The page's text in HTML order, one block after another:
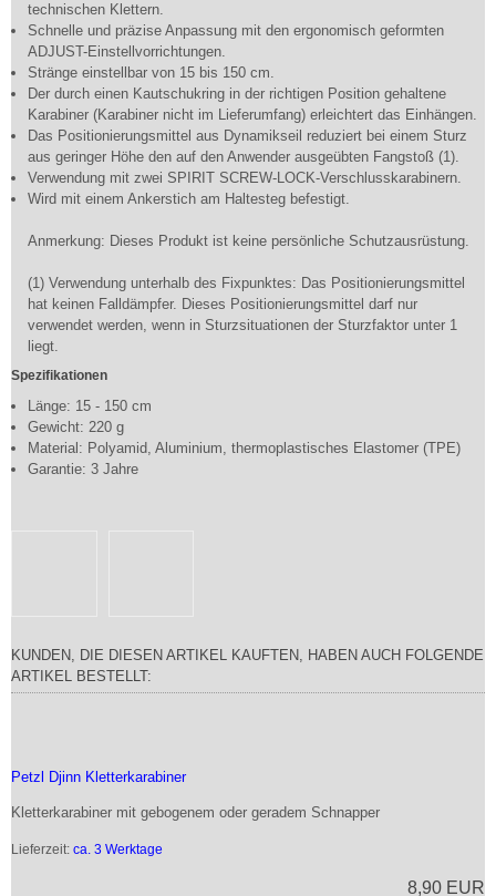
technischen Klettern.
Schnelle und präzise Anpassung mit den ergonomisch geformten
ADJUST-Einstellvorrichtungen.
Stränge einstellbar von 15 bis 150 cm.
Der durch einen Kautschukring in der richtigen Position gehaltene
Karabiner (Karabiner nicht im Lieferumfang) erleichtert das Einhängen.
Das Positionierungsmittel aus Dynamikseil reduziert bei einem Sturz
aus geringer Höhe den auf den Anwender ausgeübten Fangstoß (1).
Verwendung mit zwei SPIRIT SCREW-LOCK-Verschlusskarabinern.
Wird mit einem Ankerstich am Haltesteg befestigt.
Anmerkung: Dieses Produkt ist keine persönliche Schutzausrüstung.
(1) Verwendung unterhalb des Fixpunktes: Das Positionierungsmittel
hat keinen Falldämpfer. Dieses Positionierungsmittel darf nur
verwendet werden, wenn in Sturzsituationen der Sturzfaktor unter 1
liegt.
Spezifikationen
Länge: 15 - 150 cm
Gewicht: 220 g
Material: Polyamid, Aluminium, thermoplastisches Elastomer (TPE)
Garantie: 3 Jahre
KUNDEN, DIE DIESEN ARTIKEL KAUFTEN, HABEN AUCH FOLGENDE
ARTIKEL BESTELLT:
Petzl Djinn Kletterkarabiner
Kletterkarabiner mit gebogenem oder geradem Schnapper
Lieferzeit: ca. 3 Werktage
8,90 EUR